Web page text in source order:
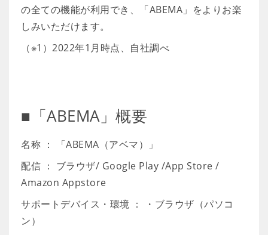
の全ての機能が利用でき、「ABEMA」をよりお楽
しみいただけます。
（※1）2022年1月時点、自社調べ
■「ABEMA」概要
名称 ： 「ABEMA（アベマ）」
配信 ： ブラウザ/ Google Play /App Store /
Amazon Appstore
サポートデバイス・環境 ： ・ブラウザ（パソコ
ン）